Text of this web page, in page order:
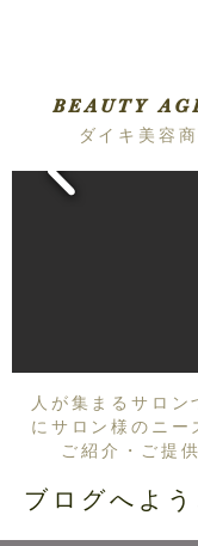
BEAUTY
ダイキ美容
人が集まるサロン
にサロン様のニー
ご紹介・ご提
ブログへよう